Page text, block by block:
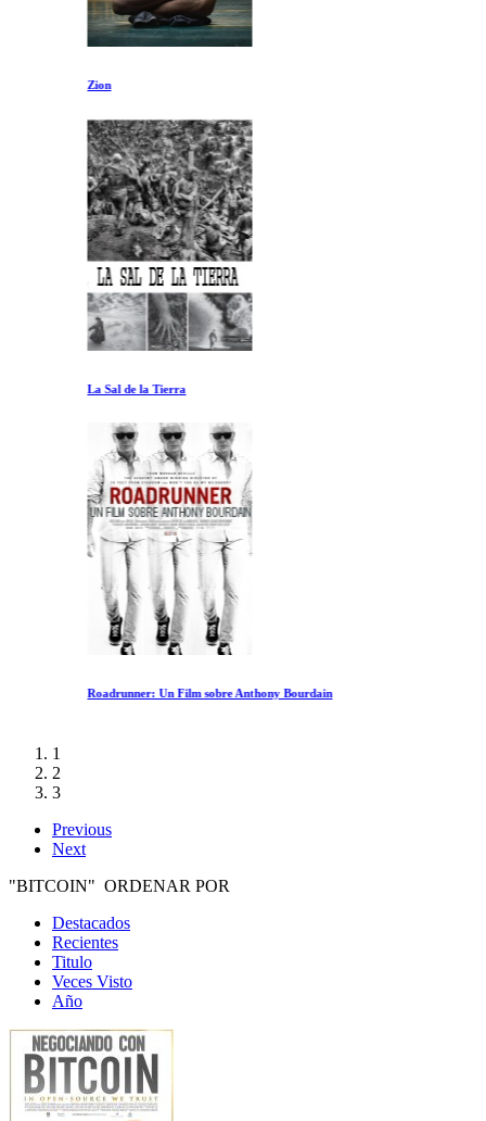
La Sal de la Tierra
Roadrunner: Un Film sobre Anthony Bourdain
1
2
3
Previous
Next
"BITCOIN" ORDENAR POR
Destacados
Recientes
Titulo
Veces Visto
Año